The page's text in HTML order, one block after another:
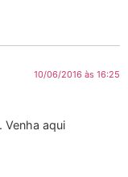
10/06/2016 às 16:25
Venha aqui